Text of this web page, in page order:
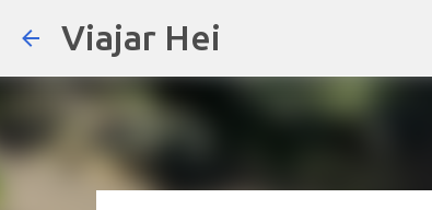
Viajar Hei